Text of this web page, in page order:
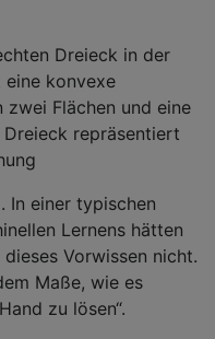
Dreieck in der
konvexe
zwei Flächen und eine
repräsentiert
In einer typischen
Lernens hätten
Vorwissen nicht.
Maße, wie es
zu lösen“.